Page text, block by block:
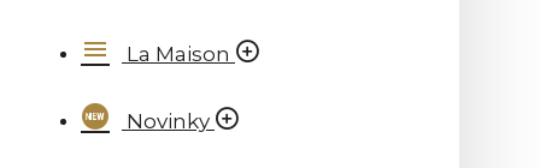
La Maison
Novinky